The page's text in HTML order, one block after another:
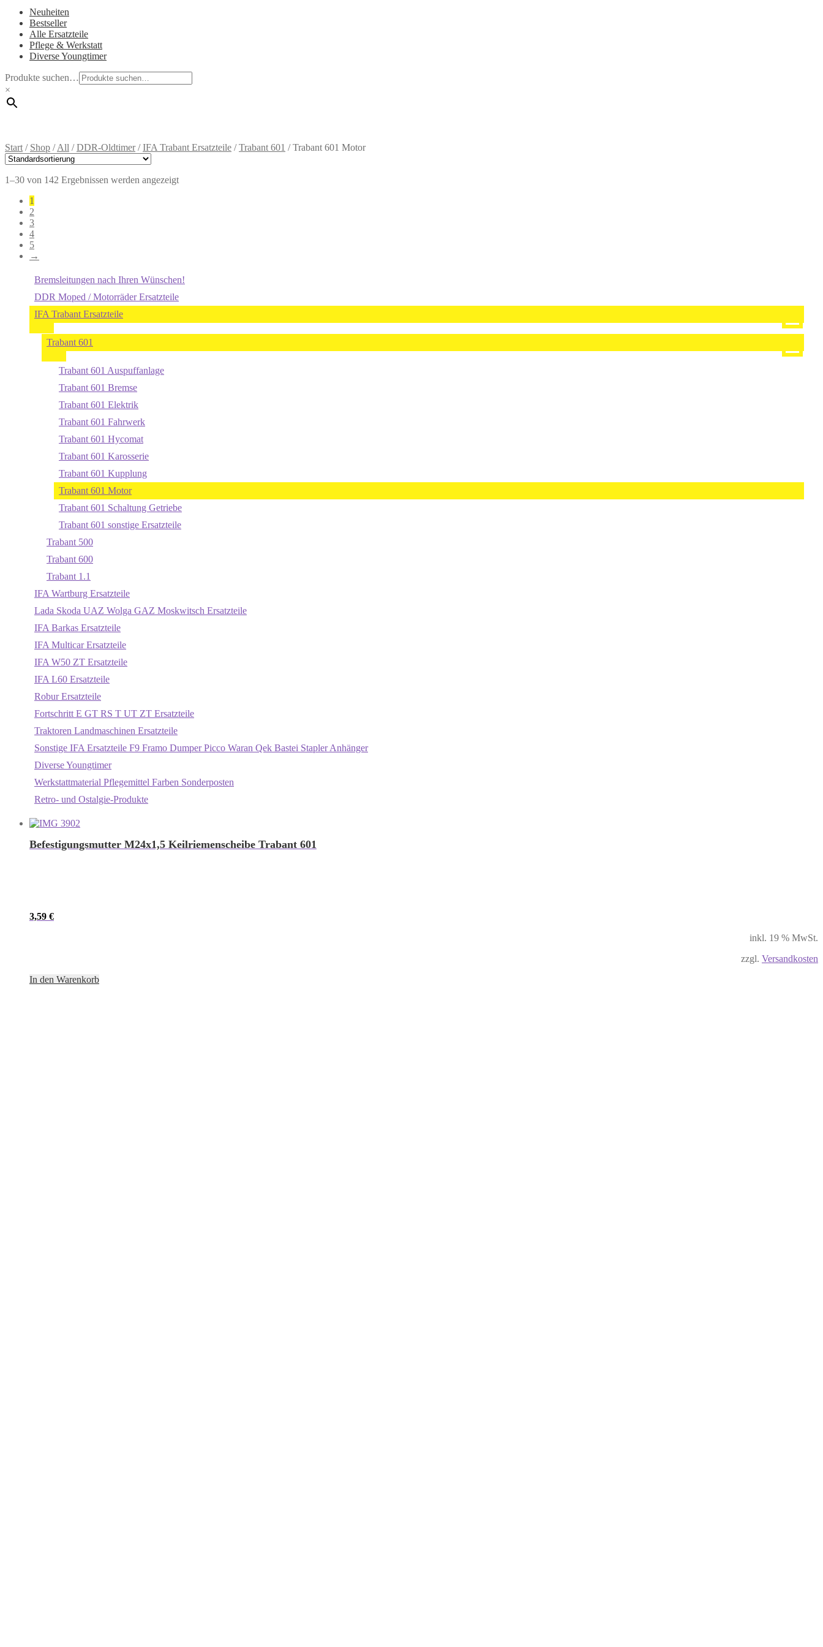
Neuheiten
Bestseller
Alle Ersatzteile
Pflege & Werkstatt
Diverse Youngtimer
Produkte suchen…
×
Start / Shop /All /DDR-Oldtimer/IFA Trabant Ersatzteile /Trabant 601 /Trabant 601 Motor
1–30 von 142 Ergebnissen werden angezeigt
1
2
3
4
5
→
Bremsleitungen nach Ihren Wünschen!
DDR Moped / Motorräder Ersatzteile
IFA Trabant Ersatzteile
Trabant 601
Trabant 601 Auspuffanlage
Trabant 601 Bremse
Trabant 601 Elektrik
Trabant 601 Fahrwerk
Trabant 601 Hycomat
Trabant 601 Karosserie
Trabant 601 Kupplung
Trabant 601 Motor
Trabant 601 Schaltung Getriebe
Trabant 601 sonstige Ersatzteile
Trabant 500
Trabant 600
Trabant 1.1
IFA Wartburg Ersatzteile
Lada Skoda UAZ Wolga GAZ Moskwitsch Ersatzteile
IFA Barkas Ersatzteile
IFA Multicar Ersatzteile
IFA W50 ZT Ersatzteile
IFA L60 Ersatzteile
Robur Ersatzteile
Fortschritt E GT RS T UT ZT Ersatzteile
Traktoren Landmaschinen Ersatzteile
Sonstige IFA Ersatzteile F9 Framo Dumper Picco Waran Qek Bastei Stapler Anhänger
Diverse Youngtimer
Werkstattmaterial Pflegemittel Farben Sonderposten
Retro- und Ostalgie-Produkte
Befestigungsmutter M24x1,5 Keilriemenscheibe Trabant 601
3,59 €
inkl. 19 % MwSt.
zzgl. Versandkosten
In den Warenkorb